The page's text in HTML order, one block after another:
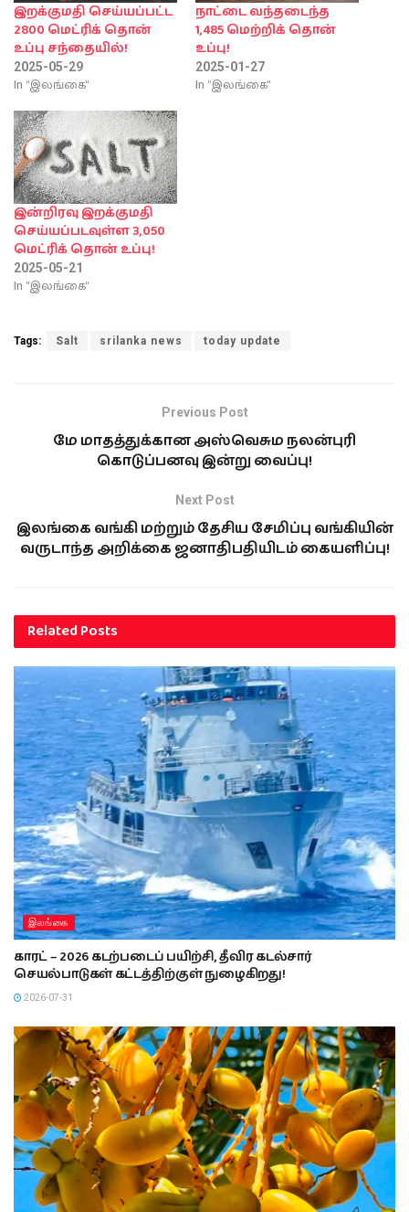
இறக்குமதி செய்யப்பட்ட
2800 மெட்ரிக் தொன்
உப்பு சந்தையில்!
2025-05-29
In "இலங்கை"
நாட்டை வந்தடைந்த
1,485 மெற்றிக் தொன்
உப்பு!
2025-01-27
In "இலங்கை"
இன்றிரவு இறக்குமதி
செய்யப்படவுள்ள 3,050
மெட்ரிக் தொன் உப்பு!
2025-05-21
In "இலங்கை"
Tags: Salt srilanka news today update
Previous Post
மே மாதத்துக்கான அஸ்வெசும நலன்புரி
கொடுப்பனவு இன்று வைப்பு!
Next Post
இலங்கை வங்கி மற்றும் தேசிய சேமிப்பு வங்கியின்
வருடாந்த அறிக்கை ஜனாதிபதியிடம் கையளிப்பு!
RelatedPosts
இலங்கை
காரட் – 2026 கடற்படைப் பயிற்சி, தீவிர கடல்சார்
செயல்பாடுகள் கட்டத்திற்குள் நுழைகிறது!
2026-07-31